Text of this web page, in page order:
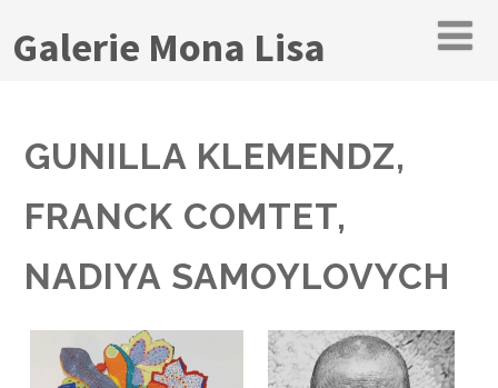
Galerie Mona Lisa
GUNILLA KLEMENDZ,
FRANCK COMTET,
NADIYA SAMOYLOVYCH